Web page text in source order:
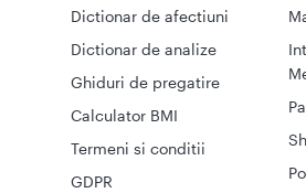
Dictionar de afectiuni
Dictionar de analize
Ghiduri de pregatire
Calculator BMI
Termeni si conditii
GDPR